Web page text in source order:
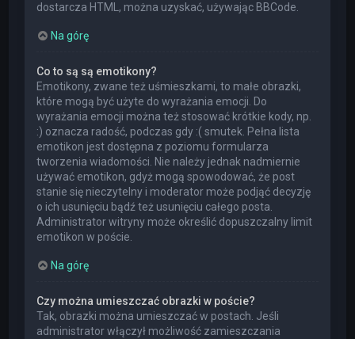
dostarcza HTML, można uzyskać, używając BBCode.
Na górę
Co to są są emotikony?
Emotikony, zwane też uśmieszkami, to małe obrazki,
które mogą być użyte do wyrażania emocji. Do
wyrażania emocji można też stosować krótkie kody, np.
:) oznacza radość, podczas gdy :( smutek. Pełna lista
emotikon jest dostępna z poziomu formularza
tworzenia wiadomości. Nie należy jednak nadmiernie
używać emotikon, gdyż mogą spowodować, że post
stanie się nieczytelny i moderator może podjąć decyzję
o ich usunięciu bądź też usunięciu całego posta.
Administrator witryny może określić dopuszczalny limit
emotikon w poście.
Na górę
Czy można umieszczać obrazki w poście?
Tak, obrazki można umieszczać w postach. Jeśli
administrator włączył możliwość zamieszczania